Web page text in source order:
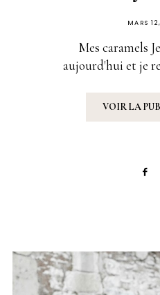
PUBLIÉ
SUR
MARS
Mes caramels
aujourd'hui et je
VOIR LA